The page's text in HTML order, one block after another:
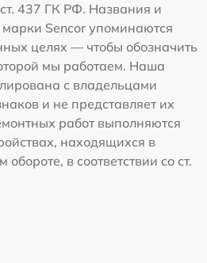
437 ГК РФ. Названия и
марки Sencor упоминаются
целях — чтобы обозначить
мы работаем. Наша
с владельцами
и не представляет их
работ выполняются
находящихся в
в соответствии со ст.